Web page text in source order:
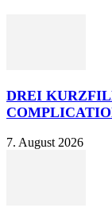
DREI
7. August 2026